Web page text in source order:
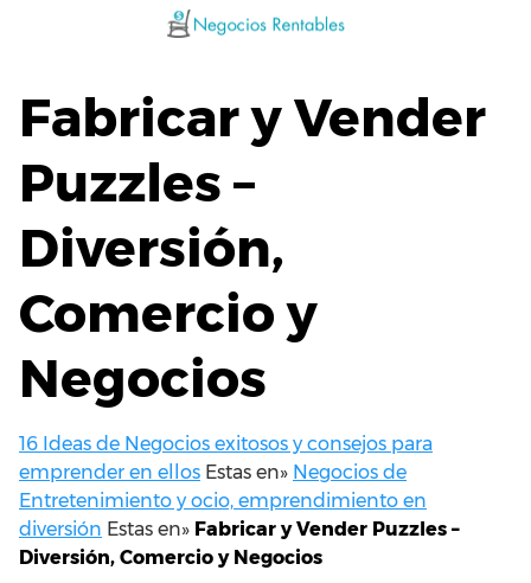
Fabricar y Vender
Puzzles –
Diversión,
Comercio y
Negocios
16 Ideas de Negocios exitosos y consejos para
emprender en ellos Estas en» Negocios de
Entretenimiento y ocio, emprendimiento en
diversión Estas en» Fabricar y Vender Puzzles –
Diversión, Comercio y Negocios